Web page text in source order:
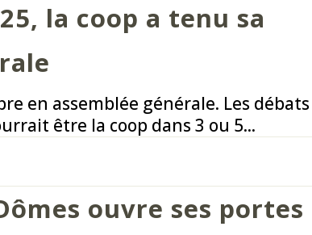
la coop a tenu sa
en assemblée générale. Les débats
être la coop dans 3 ou 5...
ouvre ses portes